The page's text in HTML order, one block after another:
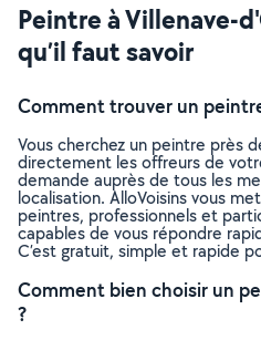
Peintre à Villenave-
qu’il faut savoir
Comment trouver un
Vous cherchez un peintre près
directement les offreurs de
demande auprès de tous les
localisation. AlloVoisins vous
peintres, professionnels et
capables de vous répondre
C’est gratuit, simple et rapide
Comment bien choisir un
?